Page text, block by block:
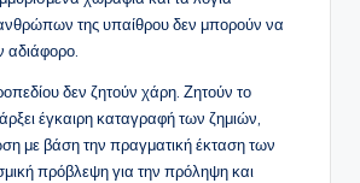
της υπαίθρου δεν μπορούν να
δεν ζητούν χάρη. Ζητούν το
έγκαιρη καταγραφή των ζημιών,
με βάση την πραγματική έκταση των
πρόβλεψη για την πρόληψη και